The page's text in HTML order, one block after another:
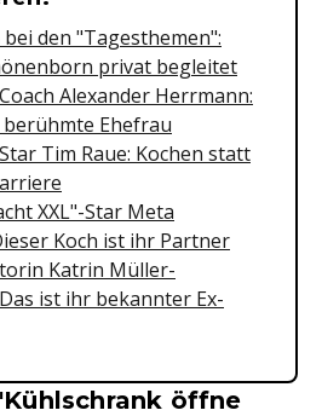
den "Tagesthemen":
privat begleitet
Alexander Herrmann:
berühmte Ehefrau
Tim Raue: Kochen statt
XXL"-Star Meta
Koch ist ihr Partner
Katrin Müller-
ist ihr bekannter Ex-
öffne